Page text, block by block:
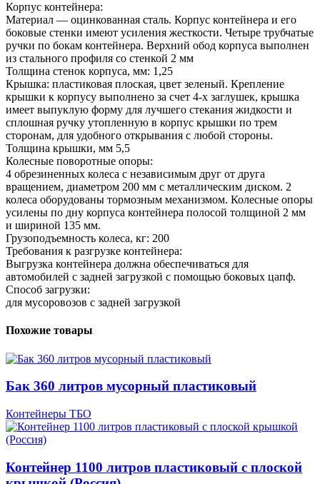
Корпус контейнера:
Материал — оцинкованная сталь. Корпус контейнера и его
боковые стенки имеют усиления жесткости. Четыре трубчатые
ручки по бокам контейнера. Верхний обод корпуса выполнен
из стального профиля со стенкой 2 мм
Толщина стенок корпуса, мм: 1,25
Крышка: пластиковая плоская, цвет зеленый. Крепление
крышки к корпусу выполнено за счет 4-х заглушек, крышка
имеет выпуклую форму для лучшего стекания жидкости и
сплошная ручку утопленную в корпус крышки по трем
сторонам, для удобного открывания с любой стороны.
Толщина крышки, мм 5,5
Колесные поворотные опоры:
4 обрезиненных колеса с независимым друг от друга
вращением, диаметром 200 мм с металлическим диском. 2
колеса оборудованы тормозным механизмом. Колесные опоры
усилены по дну корпуса контейнера полосой толщиной 2 мм
и шириной 135 мм.
Грузоподъемность колеса, кг: 200
Требования к разгрузке контейнера:
Выгрузка контейнера должна обеспечиваться для
автомобилей с задней загрузкой с помощью боковых цапф.
Способ загрузки:
для мусоровозов с задней загрузкой
Похожие товары
Бак 360 литров мусорный пластиковый
Контейнеры ТБО
Контейнер 1100 литров пластиковый с плоской